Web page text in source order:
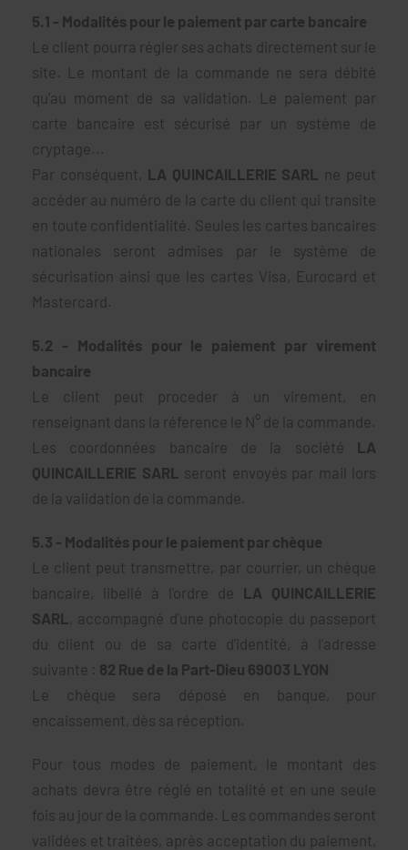
5.1 - Modalités pour le paiement par carte bancaire
Le client pourra régler ses achats directement sur le
site. Le montant de la commande ne sera débité
qu'au moment de sa validation. Le paiement par
carte bancaire est sécurisé par un système de
cryptage...
Par conséquent, LA QUINCAILLERIE SARL
ne peut
accéder au numéro de la carte du client qui transite
en toute confidentialité. Seules les cartes bancaires
nationales seront admises par le système de
sécurisation ainsi que les cartes Visa, Eurocard et
Mastercard.
5.2 - Modalités pour le paiement par virement
bancaire
Le client peut proceder à un virement, en
renseignant dans la réference le N° de la commande.
Les coordonnées bancaire de la société LA
QUINCAILLERIE SARL
seront envoyés par mail lors
de la validation de la commande.
5.3 - Modalités pour le paiement par chèque
Le client peut transmettre, par courrier, un chèque
bancaire, libellé à l'ordre de LA QUINCAILLERIE
SARL
, accompagné d'une photocopie du passeport
du client ou de sa carte d'identité, à l'adresse
suivante : 82 Rue de la Part-Dieu 69003 LYON
Le chèque sera déposé en banque, pour
encaissement, dès sa réception.
Pour tous modes de paiement, le montant des
achats devra être réglé en totalité et en une seule
fois au jour de la commande. Les commandes seront
validées et traitées, après acceptation du paiement,